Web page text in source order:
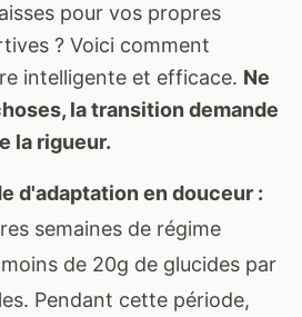
pour vos propres
? Voici comment
intelligente et efficace. Ne
la transition demande
la rigueur.
d'adaptation en douceur :
semaines de régime
de 20g de glucides par
Pendant cette période,